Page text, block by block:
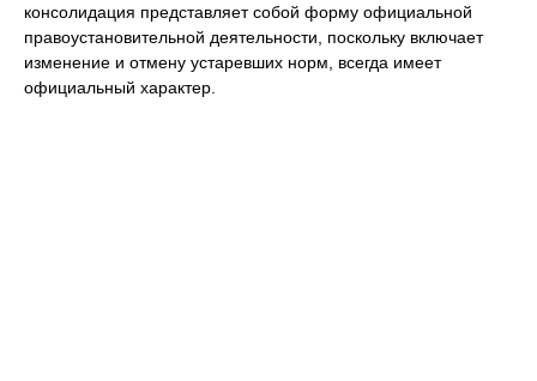
консолидация представляет собой форму официальной
правоустановительной деятельности, поскольку включает
изменение и отмену устаревших норм, всегда имеет
официальный характер.